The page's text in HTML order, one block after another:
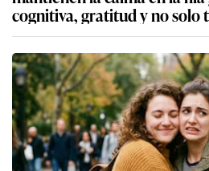
cognitiva, gratitud y no solo